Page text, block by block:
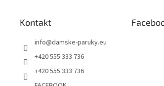
Kontakt
info@damske-paruky.eu
+420 555 333 736
+420 555 333 736